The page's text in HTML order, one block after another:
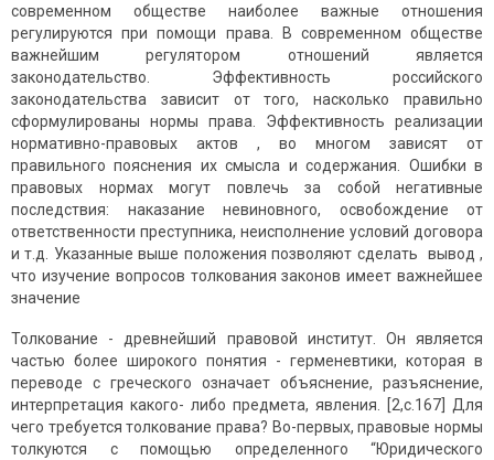
современном обществе наиболее важные отношения
регулируются при помощи права. В современном обществе
важнейшим регулятором отношений является
законодательство. Эффективность российского
законодательства зависит от того, насколько правильно
сформулированы нормы права. Эффективность реализации
нормативно-правовых актов , во многом зависят от
правильного пояснения их смысла и содержания. Ошибки в
правовых нормах могут повлечь за собой негативные
последствия: наказание невиновного, освобождение от
ответственности преступника, неисполнение условий договора
и т.д. Указанные выше положения позволяют сделать вывод ,
что изучение вопросов толкования законов имеет важнейшее
значение
Толкование - древнейший правовой институт. Он является
частью более широкого понятия - герменевтики, которая в
переводе с греческого означает объяснение, разъяснение,
интерпретация какого- либо предмета, явления. [2,c.167] Для
чего требуется толкование права? Во-первых, правовые нормы
толкуются с помощью определенного “Юридического